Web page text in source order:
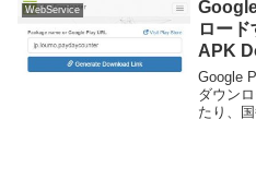
WebService
ロー
APK
Google
ダウン
たり、
により
ういっ